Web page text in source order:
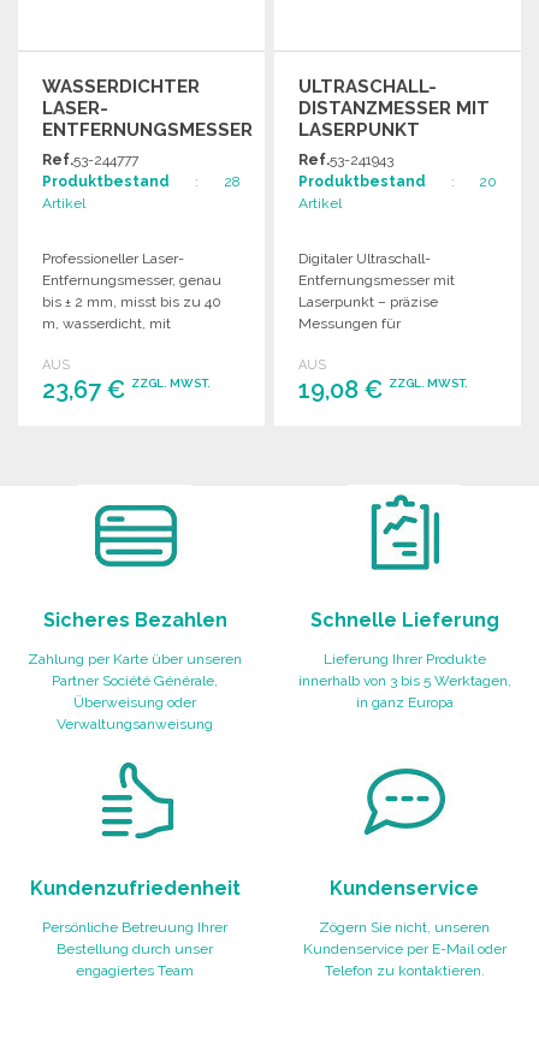
WASSERDICHTER
LASER-
ENTFERNUNGSMESSER
AUS HARTMETALL ZU
GROSSHANDELSPREISEN
Ref.53-244777
Produktbestand : 28
Artikel
Professioneller Laser-
Entfernungsmesser, genau
bis ± 2 mm, misst bis zu 40
m, wasserdicht, mit
Display, ideal für
verschiedene Zwecke.
AUS
23,67 € ZZGL. MWST.
ULTRASCHALL-
DISTANZMESSER MIT
LASERPUNKT
Ref.53-241943
Produktbestand : 20
Artikel
Digitaler Ultraschall-
Entfernungsmesser mit
Laserpunkt – präzise
Messungen für
Gartenarbeit, einfach zu
bedienen und platzsparend.
AUS
19,08 € ZZGL. MWST.
Sicheres Bezahlen
Zahlung per Karte über unseren
Partner Société Générale,
Überweisung oder
Verwaltungsanweisung
Schnelle Lieferung
Lieferung Ihrer Produkte
innerhalb von 3 bis 5 Werktagen,
in ganz Europa
Kundenzufriedenheit
Persönliche Betreuung Ihrer
Bestellung durch unser
engagiertes Team
Kundenservice
Zögern Sie nicht, unseren
Kundenservice per E-Mail oder
Telefon zu kontaktieren.